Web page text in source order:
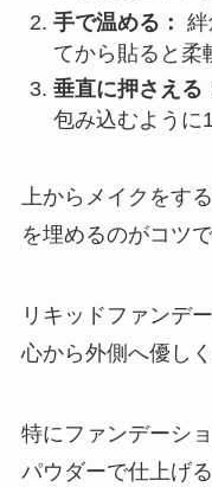
手で温める：
てから貼ると柔
垂直に押さえる
包み込むように
上からメイクをす
を埋めるのがコツで
リキッドファンデ
心から外側へ優し
特にファンデーシ
パウダーで仕上げ